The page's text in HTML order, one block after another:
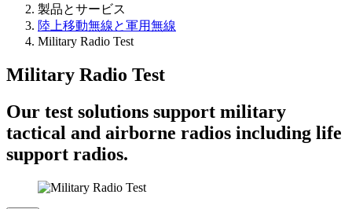
製品とサービス
陸上移動無線と軍用無線
Military Radio Test
Military Radio Test
Our test solutions support military
tactical and airborne radios including life
support radios.